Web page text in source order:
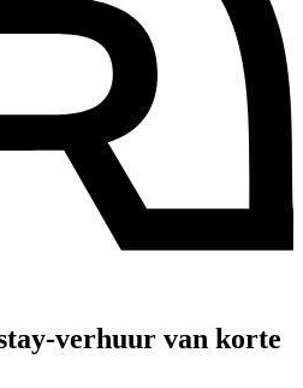
verhuur van korte